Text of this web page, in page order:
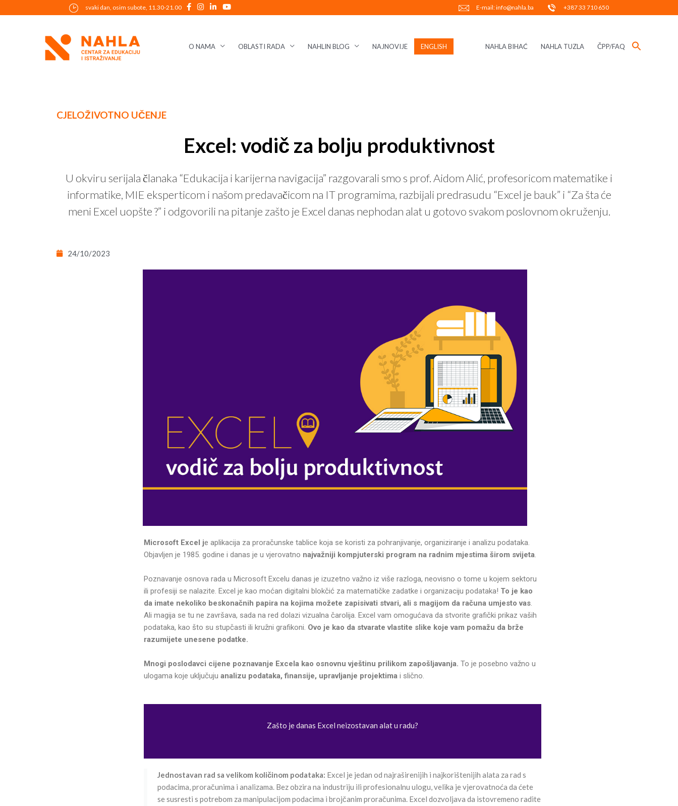
to
svaki dan, osim subote, 11.30-21.00 E-mail: info@nahla.ba +387 33 710 650
O NAMA OBLASTI RADA NAHLIN BLOG NAJNOVIJE ENGLISH NAHLA BIHAĆ NAHLA TUZLA ČPP/FAQ
CJELOŽIVOTNO UČENJE
Excel: vodič za bolju produktivnost
U okviru serijala članaka “Edukacija i karijerna navigacija” razgovarali smo s prof. Aidom Alić, profesoricom matematike i
informatike, MIE eksperticom i našom predavačicom na IT programima, razbijali predrasudu “Excel je bauk” i “Za šta će
meni Excel uopšte ?” i odgovorili na pitanje zašto je Excel danas nephodan alat u gotovo svakom poslovnom okruženju.
24/10/2023
Microsoft Excel je aplikacija za proračunske tablice koja se koristi za pohranjivanje, organiziranje i analizu podataka.
Objavljen je 1985. godine i danas je u vjerovatno najvažniji kompjuterski program na radnim mjestima širom svijeta.
Poznavanje osnova rada u Microsoft Excelu danas je izuzetno važno iz više razloga, neovisno o tome u kojem sektoru
ili profesiji se nalazite. Excel je kao moćan digitalni blokčić za matematičke zadatke i organizaciju podataka! To je kao
da imate nekoliko beskonačnih papira na kojima možete zapisivati stvari, ali s magijom da računa umjesto vas.
Ali magija se tu ne završava, sada na red dolazi vizualna čarolija. Excel vam omogućava da stvorite grafički prikaz vaših
podataka, kao što su stupčasti ili kružni grafikoni. Ovo je kao da stvarate vlastite slike koje vam pomažu da brže
razumijete unesene podatke.
Mnogi poslodavci cijene poznavanje Excela kao osnovnu vještinu prilikom zapošljavanja. To je posebno važno u
ulogama koje uključuju analizu podataka, finansije, upravljanje projektimai slično.
Zašto je danas Excel neizostavan alat u radu?
Jednostavan rad sa velikom količinom podataka: Excel je jedan od najraširenijih i najkorištenijih alata za rad s
podacima, proračunima i analizama. Bez obzira na industriju ili profesionalnu ulogu, velika je vjerovatnoća da ćete
se susresti s potrebom za manipulacijom podacima i brojčanim proračunima. Excel dozvoljava da istovremeno radite
navigation